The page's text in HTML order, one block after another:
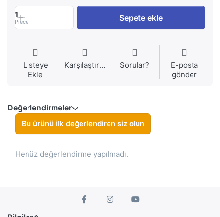
1
Piece Sepete ekle
Listeye
Ekle
Karşılaştırma Sorular?
E-posta
gönder
Değerlendirmeler
Bu ürünü ilk değerlendiren siz olun
Henüz değerlendirme yapılmadı.